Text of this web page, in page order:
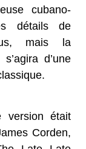
cubano-
détails de
mais la
d’une
version était
Corden,